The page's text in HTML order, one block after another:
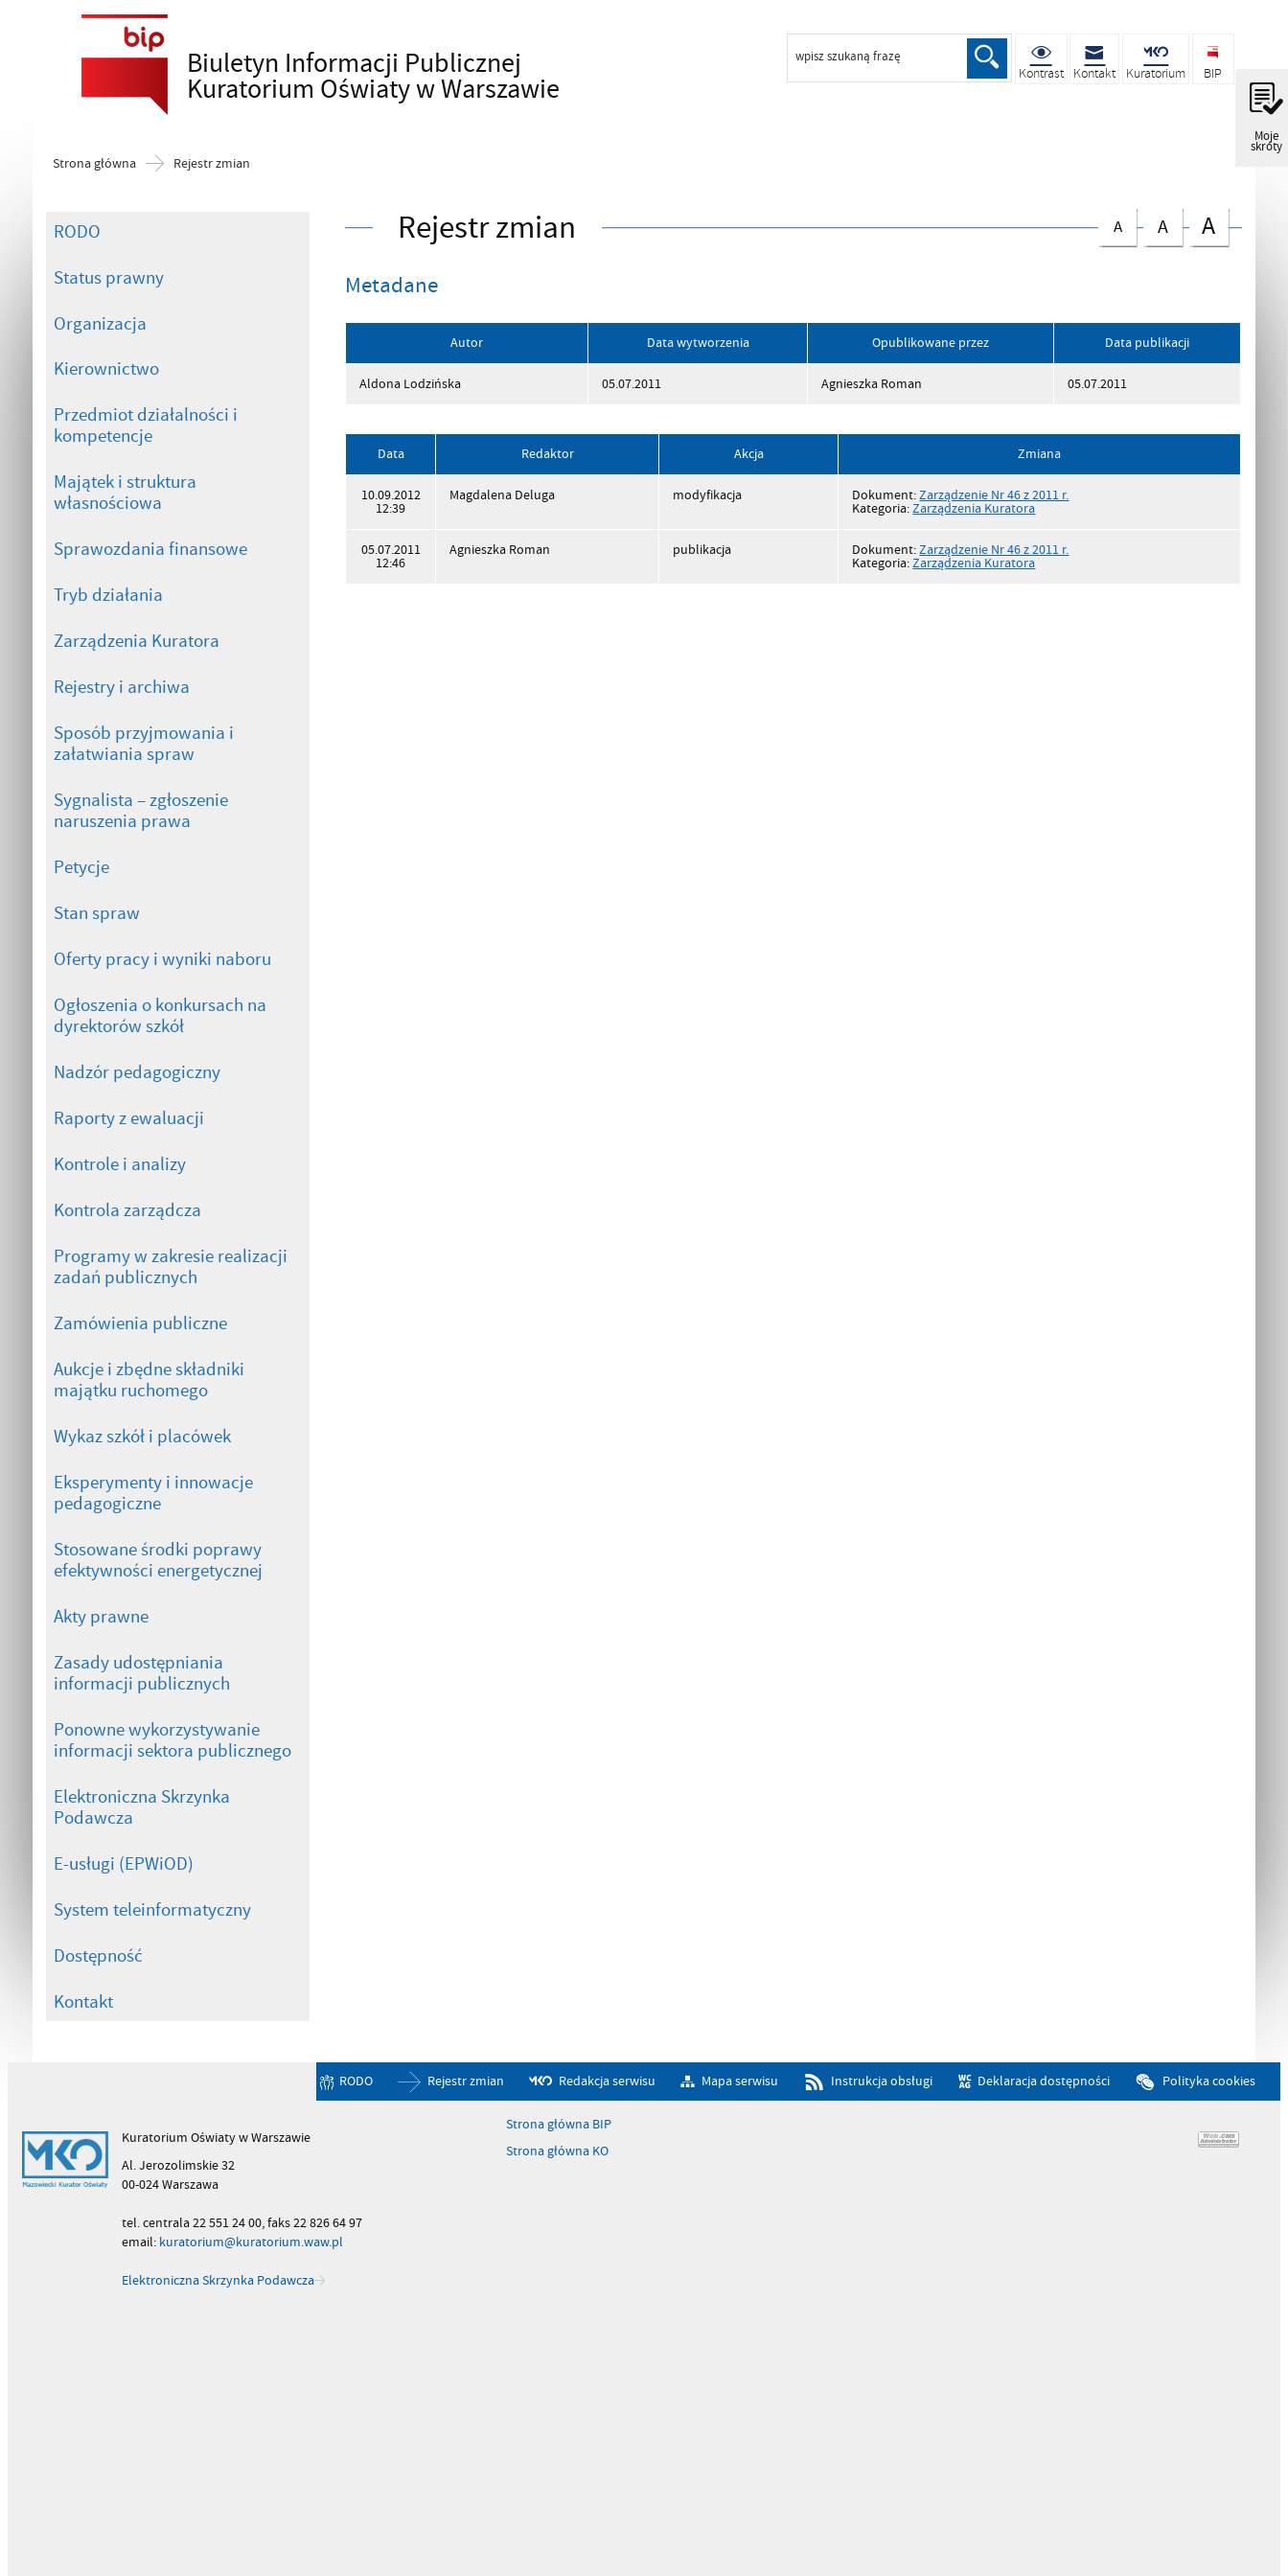
Moje
skróty
Biuletyn Informacji Publicznej
Kuratorium Oświaty w Warszawie
wpisz szukaną frazę
Szukaj
Kontrast Kontakt Kuratorium BIP
Strona główna Rejestr zmian
RODO
Status prawny
Organizacja
Kierownictwo
Przedmiot działalności i
kompetencje
Majątek i struktura
własnościowa
Sprawozdania finansowe
Tryb działania
Zarządzenia Kuratora
Rejestry i archiwa
Sposób przyjmowania i
załatwiania spraw
Sygnalista – zgłoszenie
naruszenia prawa
Petycje
Stan spraw
Oferty pracy i wyniki naboru
Ogłoszenia o konkursach na
dyrektorów szkół
Nadzór pedagogiczny
Raporty z ewaluacji
Kontrole i analizy
Kontrola zarządcza
Programy w zakresie realizacji
zadań publicznych
Zamówienia publiczne
Aukcje i zbędne składniki
majątku ruchomego
Wykaz szkół i placówek
Eksperymenty i innowacje
pedagogiczne
Stosowane środki poprawy
efektywności energetycznej
Akty prawne
Zasady udostępniania
informacji publicznych
Ponowne wykorzystywanie
informacji sektora publicznego
Elektroniczna Skrzynka
Podawcza
E-usługi (EPWiOD)
System teleinformatyczny
Dostępność
Kontakt
Rejestr zmian A A A
Metadane
Autor Data wytworzenia Opublikowane przez Data publikacji
Aldona Lodzińska 05.07.2011 Agnieszka Roman 05.07.2011
Data Redaktor Akcja Zmiana
10.09.2012
12:39
Magdalena Deluga modyfikacja Dokument:Zarządzenie Nr 46 z 2011 r.
Kategoria:Zarządzenia Kuratora
05.07.2011
12:46
Agnieszka Roman publikacja Dokument:Zarządzenie Nr 46 z 2011 r.
Kategoria:Zarządzenia Kuratora
RODO Rejestr zmian Redakcja serwisu Mapa serwisu Instrukcja obsługi Deklaracja dostępności Polityka cookies
Kuratorium Oświaty w Warszawie
Al. Jerozolimskie 32
00-024 Warszawa
tel. centrala 22 551 24 00, faks 22 826 64 97
email: kuratorium@kuratorium.waw.pl
Elektroniczna Skrzynka Podawcza
Strona główna BIP
Strona główna KO